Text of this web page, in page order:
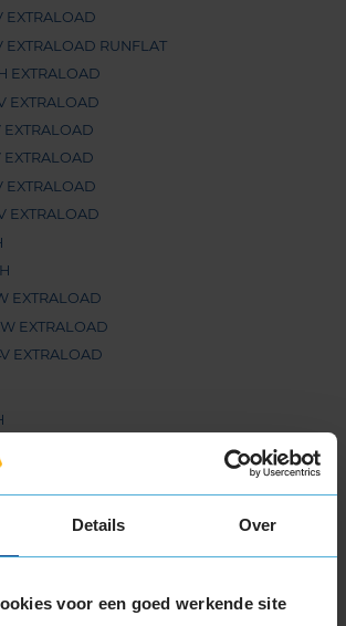
Details Over
voor een goed werkende site
EXTRALOAD
EXTRALOAD RUNFLAT
EXTRALOAD
EXTRALOAD
EXTRALOAD
EXTRALOAD
EXTRALOAD
EXTRALOAD
EXTRALOAD
EXTRALOAD
EXTRALOAD
EXTRALOAD
EXTRALOAD
EXTRALOAD
EXTRALOAD
EXTRALOAD